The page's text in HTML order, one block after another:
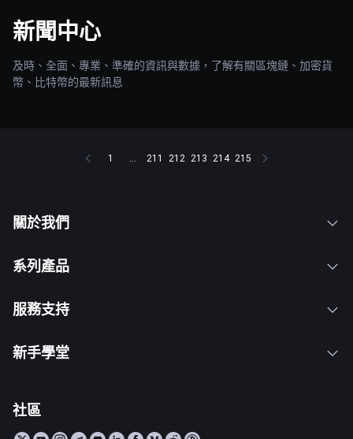
新聞中心
及時、全面、專業、準確的資訊與數據，了解有關區塊鏈、加密貨
幣、比特幣的最新訊息
1 ... 211 212 213 214 215
關於我們
系列產品
服務支持
新手學堂
社區